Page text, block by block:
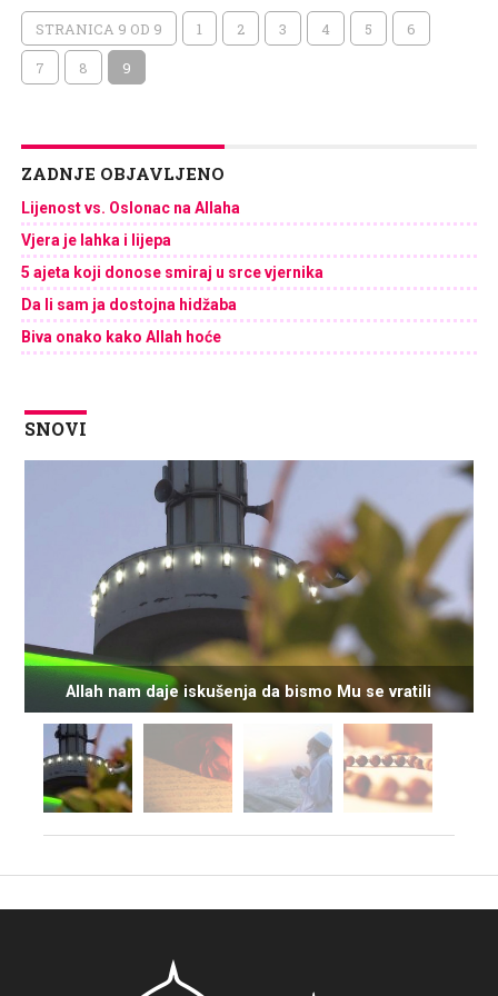
STRANICA 9 OD 9 1 2 3 4 5 6
7 8 9
ZADNJE OBJAVLJENO
Lijenost vs. Oslonac na Allaha
Vjera je lahka i lijepa
5 ajeta koji donose smiraj u srce vjernika
Da li sam ja dostojna hidžaba
Biva onako kako Allah hoće
SNOVI
Allah nam daje iskušenja da bismo Mu se vratili